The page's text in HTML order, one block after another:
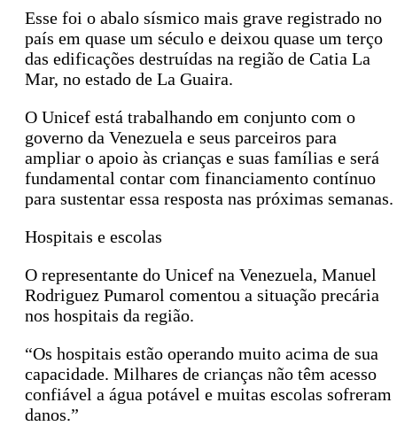
Esse foi o abalo sísmico mais grave registrado no
país em quase um século e deixou quase um terço
das edificações destruídas na região de Catia La
Mar, no estado de La Guaira.
O Unicef está trabalhando em conjunto com o
governo da Venezuela e seus parceiros para
ampliar o apoio às crianças e suas famílias e será
fundamental contar com financiamento contínuo
para sustentar essa resposta nas próximas semanas.
Hospitais e escolas
O representante do Unicef na Venezuela, Manuel
Rodriguez Pumarol comentou a situação precária
nos hospitais da região.
“Os hospitais estão operando muito acima de sua
capacidade. Milhares de crianças não têm acesso
confiável a água potável e muitas escolas sofreram
danos.”